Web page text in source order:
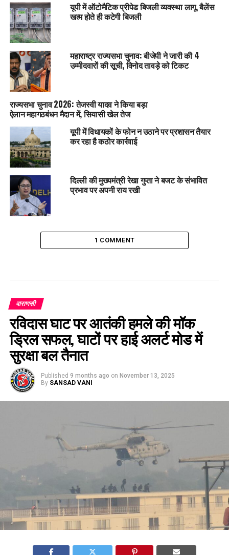
यूपी में ऑटोमैटिक प्रीपेड बिजली व्यवस्था लागू, बैलेंस
खत्म होते ही कटेगी बिजली
महाराष्ट्र राज्यसभा चुनाव: बीजेपी ने जारी की 4
उम्मीदवारों की सूची, विनोद तावड़े को टिकट
राज्यसभा चुनाव 2026: तेजस्वी यादव ने किया बड़ा
ऐलान महागठबंधन मैदान में, सियासी खेल तेज
यूपी में विधायकों के फोन न उठाने पर प्रशासन तैयार
कर रहा है कठोर कार्रवाई
दिल्ली की मुख्यमंत्री रेखा गुप्ता ने बजट के संभावित
प्रभाव पर अपनी राय रखी
1 COMMENT
वाराणसी
रविदास घाट पर आतंकी हमले की मॉक
ड्रिल सफल, घाटों पर हाई अलर्ट मोड में
सुरक्षा बल तैनात
Published 9 months ago on November 13, 2025
By SANSAD VANI